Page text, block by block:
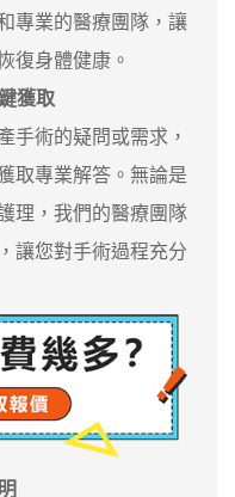
專業的醫療團隊，讓
復身體健康。
獲取
術的疑問或需求，
取專業解答。無論是
理，我們的醫療團隊
讓您對手術過程充分